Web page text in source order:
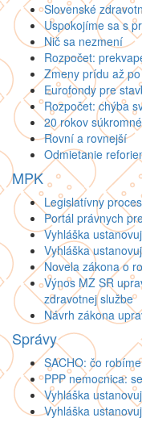
Slovenské
Uspokojíme sa s
Nič sa nezmení
Rozpočet:
Zmeny prídu až
Eurofondy pre
Rozpočet: chýba
20 rokov
Rovní a rovnejší
Odmietanie
MPK
Legislatívny proces
Portál právnych
Vyhláška
Vyhláška
Novela zákona o
Výnos MZ SR
zdravotnej službe
Návrh zákona
Správy
SACHO: čo robíme
PPP nemocnica:
Vyhláška
Vyhláška